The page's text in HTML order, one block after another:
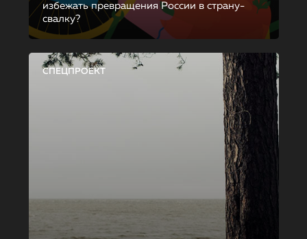
избежать превращения России в страну-
свалку?
СПЕЦПРОЕКТ